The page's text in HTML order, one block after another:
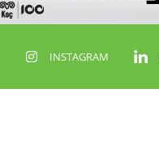
INSTAGRAM